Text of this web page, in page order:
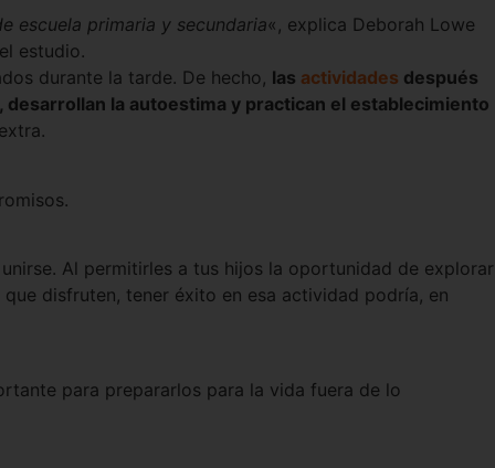
escuela primaria y secundaria«, explica Deborah Lowe
estudio.
durante la tarde. De hecho, las actividades después
la autoestima y practican el establecimiento
Al permitirles a tus hijos la oportunidad de explorar
disfruten, tener éxito en esa actividad podría, en
para prepararlos para la vida fuera de lo